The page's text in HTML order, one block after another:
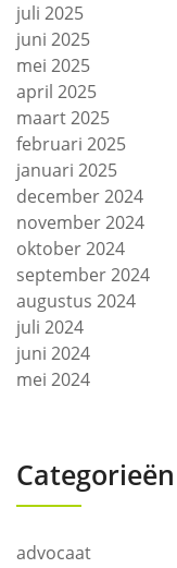
juli 2025
juni 2025
mei 2025
april 2025
maart 2025
februari 2025
januari 2025
december 2024
november 2024
oktober 2024
september 2024
augustus 2024
juli 2024
juni 2024
mei 2024
Categorieën
advocaat